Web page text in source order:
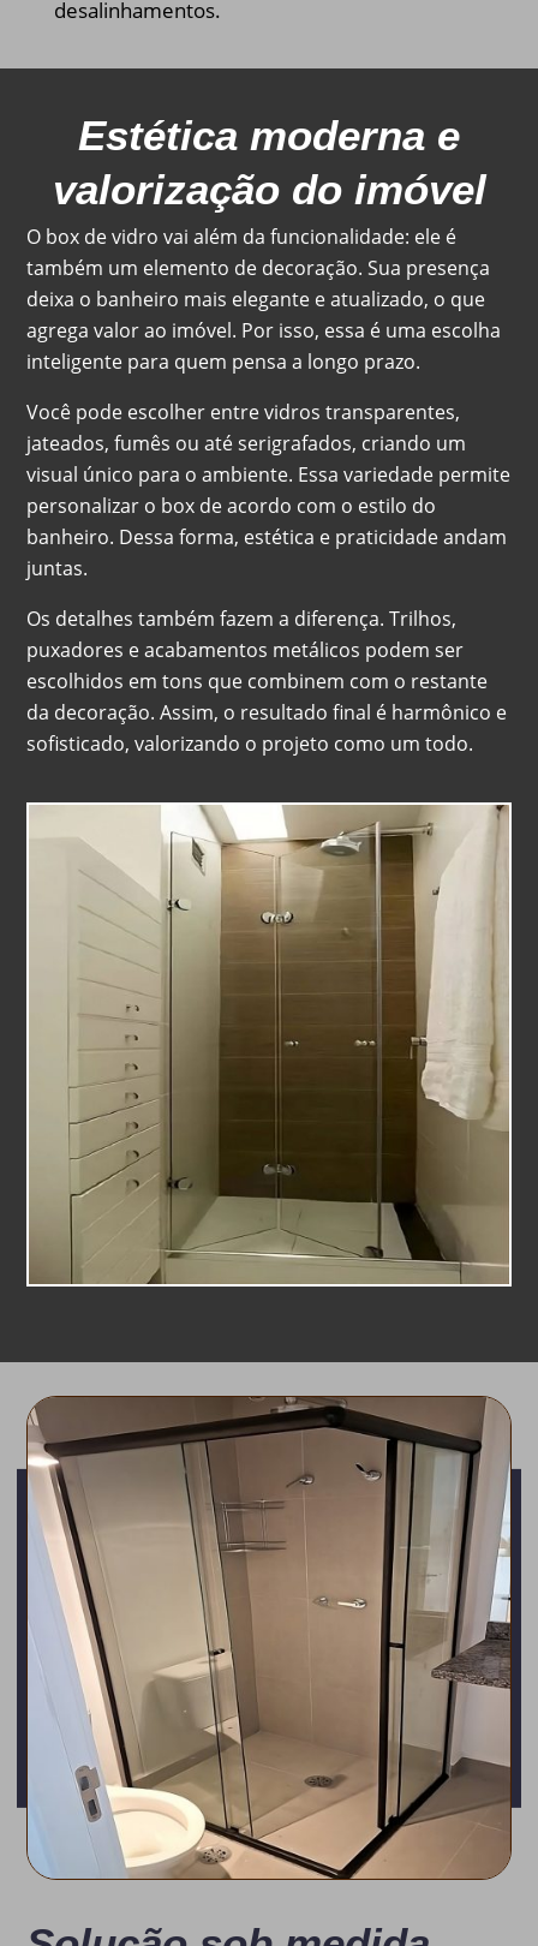
desalinhamentos.
Estética moderna e
valorização do imóvel
O box de vidro vai além da funcionalidade: ele é
também um elemento de decoração. Sua presença
deixa o banheiro mais elegante e atualizado, o que
agrega valor ao imóvel. Por isso, essa é uma escolha
inteligente para quem pensa a longo prazo.
Você pode escolher entre vidros transparentes,
jateados, fumês ou até serigrafados, criando um
visual único para o ambiente. Essa variedade permite
personalizar o box de acordo com o estilo do
banheiro. Dessa forma, estética e praticidade andam
juntas.
Os detalhes também fazem a diferença. Trilhos,
puxadores e acabamentos metálicos podem ser
escolhidos em tons que combinem com o restante
da decoração. Assim, o resultado final é harmônico e
sofisticado, valorizando o projeto como um todo.